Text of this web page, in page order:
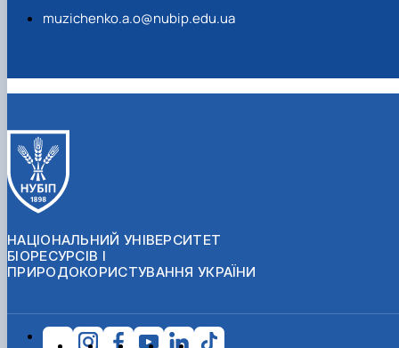
muzichenko.a.o@nubip.edu.ua
НАЦІОНАЛЬНИЙ УНІВЕРСИТЕТ
БІОРЕСУРСІВ І
ПРИРОДОКОРИСТУВАННЯ УКРАЇНИ